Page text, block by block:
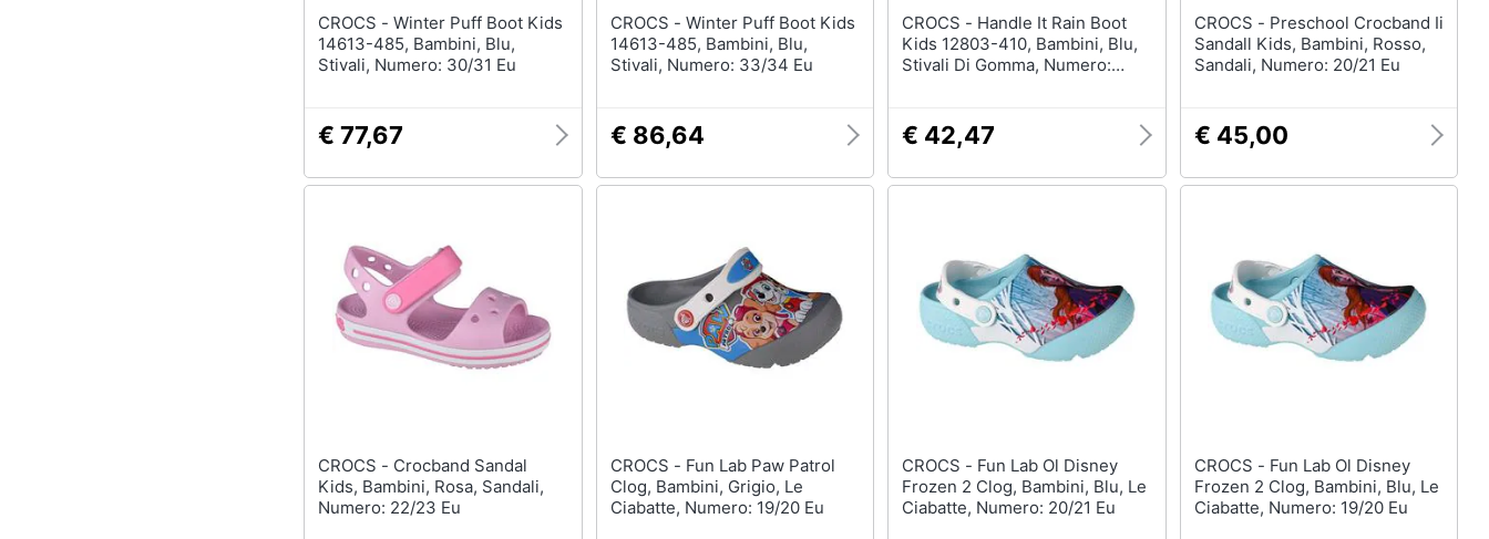
CROCS - Winter Puff Boot Kids
14613-485, Bambini, Blu,
Stivali, Numero: 30/31 Eu
€ 77,67
CROCS - Winter Puff Boot Kids
14613-485, Bambini, Blu,
Stivali, Numero: 33/34 Eu
€ 86,64
CROCS - Handle It Rain Boot
Kids 12803-410, Bambini, Blu,
Stivali Di Gomma, Numero:
€ 42,47
CROCS - Preschool Crocband Ii
Sandall Kids, Bambini, Rosso,
Sandali, Numero: 20/21 Eu
€ 45,00
CROCS - Crocband Sandal
Kids, Bambini, Rosa, Sandali,
Numero: 22/23 Eu
CROCS - Fun Lab Paw Patrol
Clog, Bambini, Grigio, Le
Ciabatte, Numero: 19/20 Eu
CROCS - Fun Lab Ol Disney
Frozen 2 Clog, Bambini, Blu, Le
Ciabatte, Numero: 20/21 Eu
CROCS - Fun Lab Ol Disney
Frozen 2 Clog, Bambini, Blu, Le
Ciabatte, Numero: 19/20 Eu